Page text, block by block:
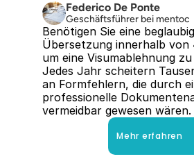
Federico De Ponte
Geschäftsführer bei mentoc
Benötigen Sie eine
Übersetzung innerhalb von
um eine Visumablehnung
Jedes Jahr scheitern
an Formfehlern, die durch
professionelle
vermeidbar gewesen wären.
Mehr erfahren